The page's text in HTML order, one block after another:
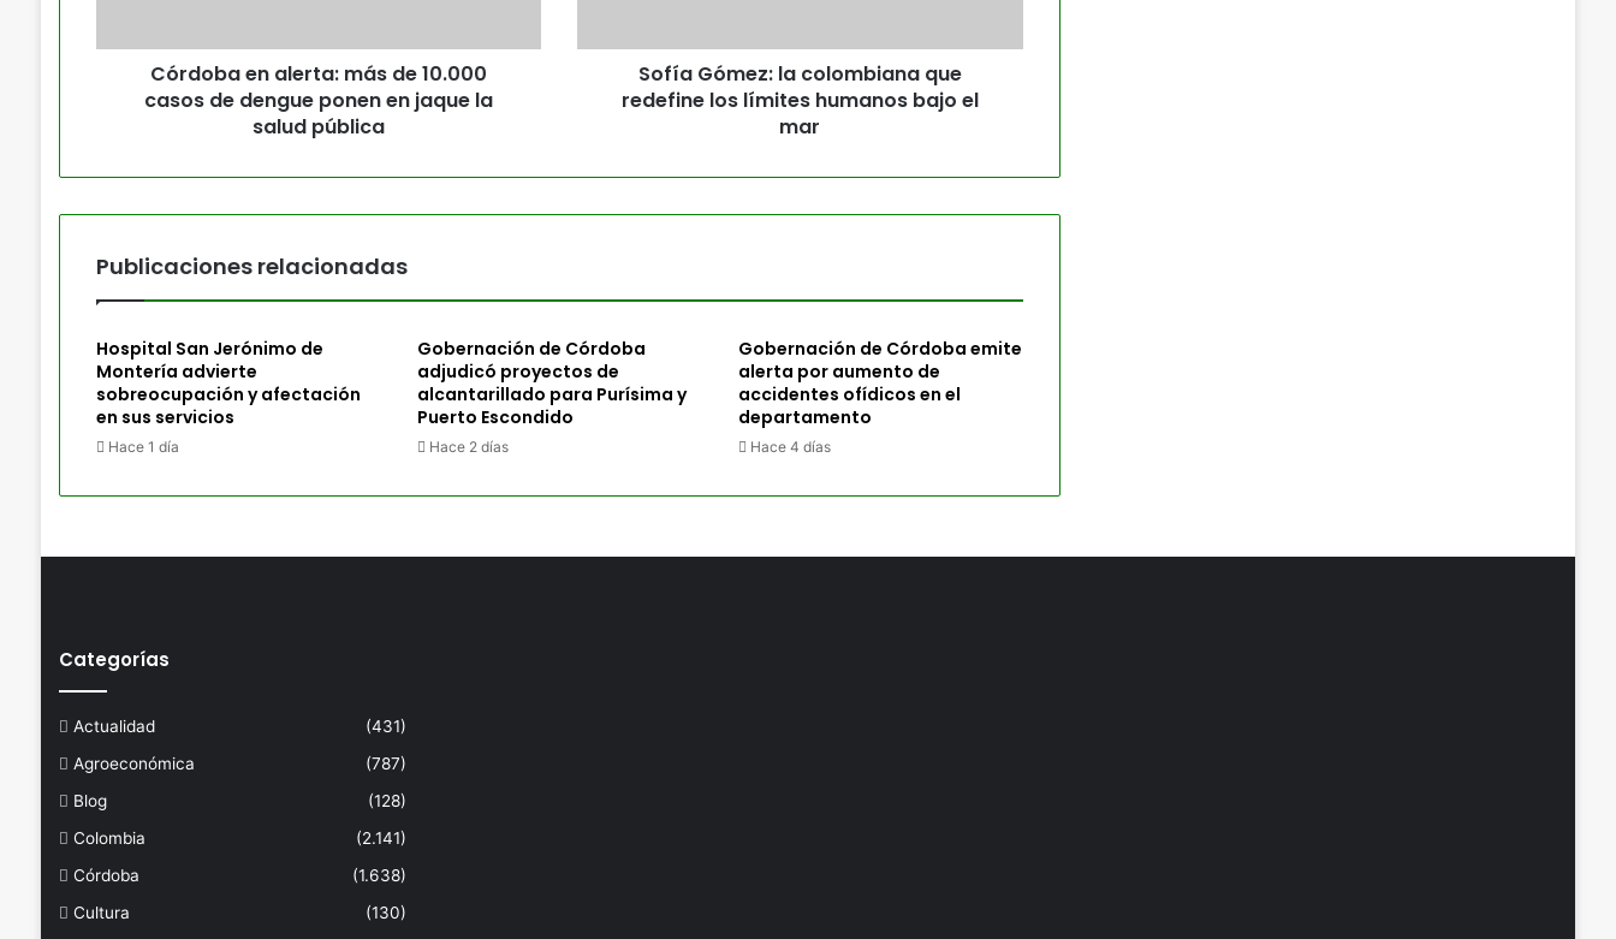
Córdoba en alerta: más de 10.000
casos de dengue ponen en jaque la
salud pública
Sofía Gómez: la colombiana que
redefine los límites humanos bajo el
mar
Publicaciones relacionadas
Hospital San Jerónimo de
Montería advierte
sobreocupación y afectación
en sus servicios
Hace 1 día
Gobernación de Córdoba
adjudicó proyectos de
alcantarillado para Purísima y
Puerto Escondido
Hace 2 días
Gobernación de Córdoba emite
alerta por aumento de
accidentes ofídicos en el
departamento
Hace 4 días
Categorías
Actualidad
(431)
Agroeconómica
(787)
Blog
(128)
Colombia
(2.141)
Córdoba
(1.638)
Cultura
(130)